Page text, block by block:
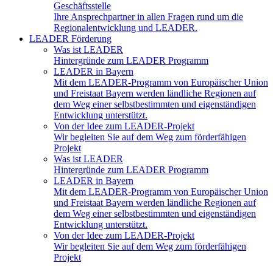
Geschäftsstelle
Ihre Ansprechpartner in allen Fragen rund um die
Regionalentwicklung und LEADER.
LEADER Förderung
Was ist LEADER
Hintergründe zum LEADER Programm
LEADER in Bayern
Mit dem LEADER-Programm von Europäischer Union
und Freistaat Bayern werden ländliche Regionen auf
dem Weg einer selbstbestimmten und eigenständigen
Entwicklung unterstützt.
Von der Idee zum LEADER-Projekt
Wir begleiten Sie auf dem Weg zum förderfähigen
Projekt
Was ist LEADER
Hintergründe zum LEADER Programm
LEADER in Bayern
Mit dem LEADER-Programm von Europäischer Union
und Freistaat Bayern werden ländliche Regionen auf
dem Weg einer selbstbestimmten und eigenständigen
Entwicklung unterstützt.
Von der Idee zum LEADER-Projekt
Wir begleiten Sie auf dem Weg zum förderfähigen
Projekt